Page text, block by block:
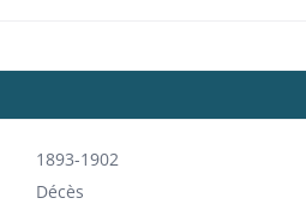
1893-1902
Décès